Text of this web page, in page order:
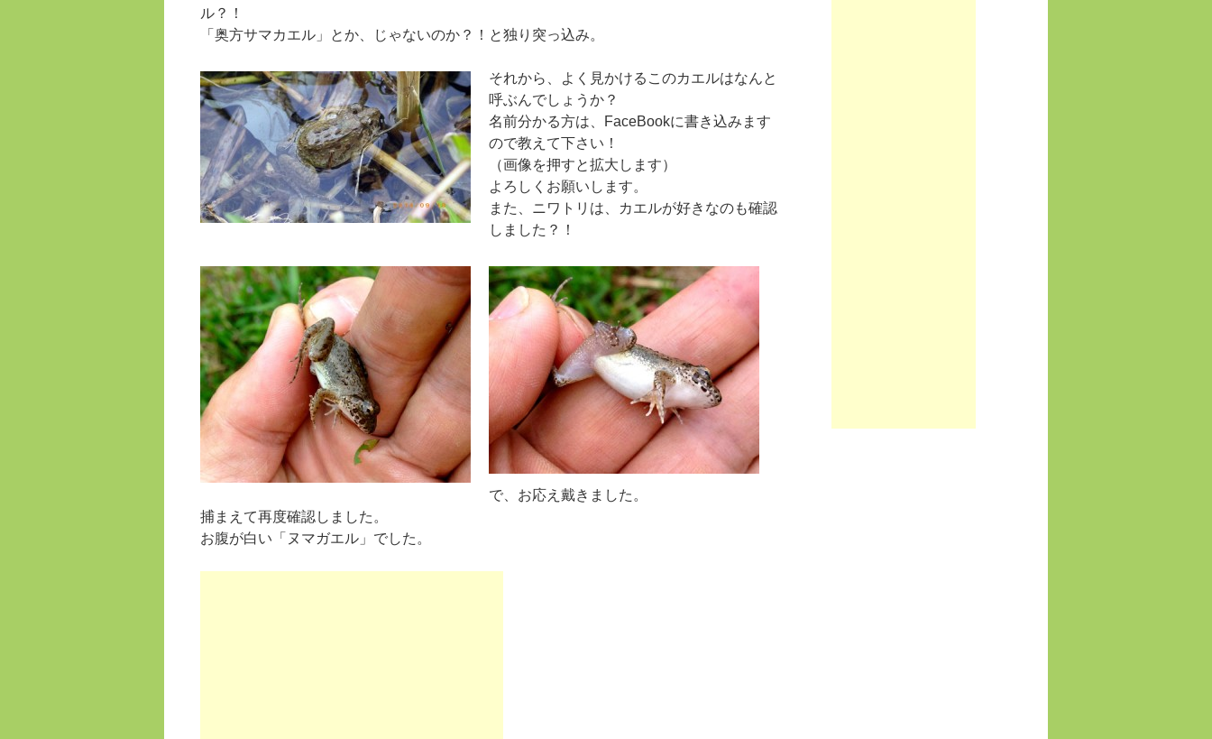
ル？！
「奥方サマカエル」とか、じゃないのか？！と独り突っ込み。
それから、よく見かけるこのカエルはなんと
呼ぶんでしょうか？
名前分かる方は、FaceBookに書き込みます
ので教えて下さい！
（画像を押すと拡大します）
よろしくお願いします。
また、ニワトリは、カエルが好きなのも確認
しました？！
で、お応え戴きました。
捕まえて再度確認しました。
お腹が白い「ヌマガエル」でした。